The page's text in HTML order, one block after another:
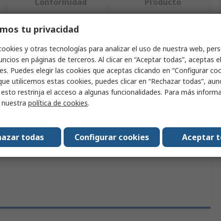
Valor
SMC
y estándares
P39800022
tu privacidad
y otras tecnologías para analizar el uso de nuestra web,
en páginas de terceros. Al clicar en “Aceptar todas”, aceptas
Puedes elegir las cookies que aceptas clicando en “Configurar
utilicemos estas cookies, puedes clicar en “Rechazar todas”,
restrinja el acceso a algunas funcionalidades. Para más
política de cookies.
Aceptar
Configurar cookies
todas